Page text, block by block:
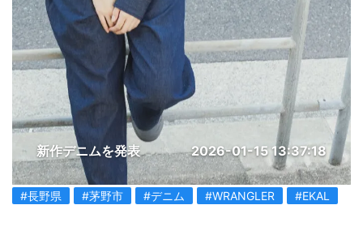
新作デニムを発表 2026-01-15 13:37:18
#長野県 #茅野市 #デニム #WRANGLER #EKAL